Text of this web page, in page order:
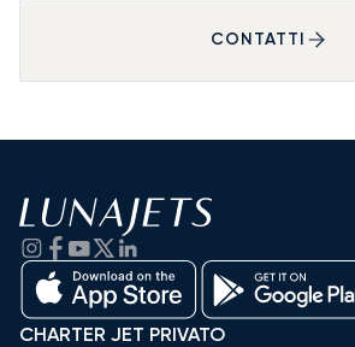
CONTATTI
CHARTER JET PRIVATO